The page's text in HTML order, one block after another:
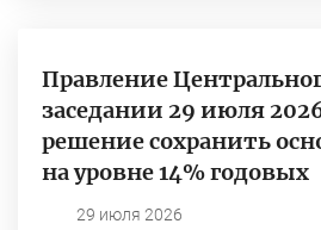
Правление
заседании 29 июля
решение сохранить
на уровне 14% годовых
29 июля 2026